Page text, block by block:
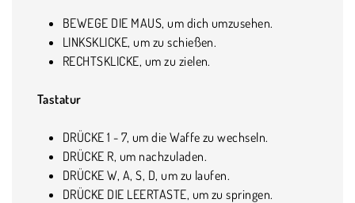
BEWEGE DIE MAUS, um dich umzusehen.
LINKSKLICKE, um zu schießen.
RECHTSKLICKE, um zu zielen.
Tastatur
DRÜCKE 1 - 7, um die Waffe zu wechseln.
DRÜCKE R, um nachzuladen.
DRÜCKE W, A, S, D, um zu laufen.
DRÜCKE DIE LEERTASTE, um zu springen.